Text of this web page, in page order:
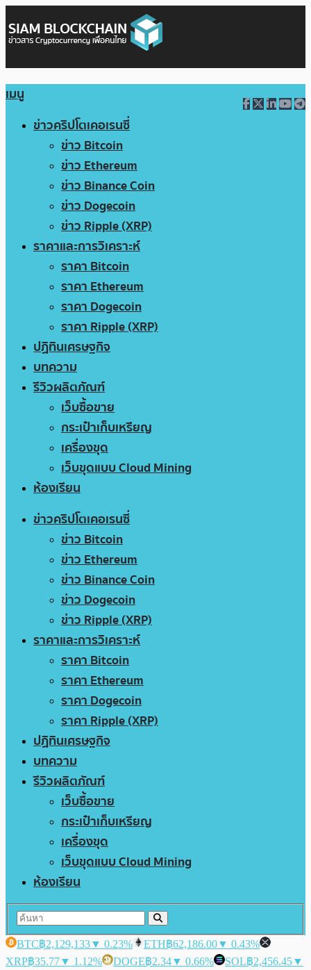
เมนู
ข่าวคริปโตเคอเรนซี่
ข่าว Bitcoin
ข่าว Ethereum
ข่าว Binance Coin
ข่าว Dogecoin
ข่าว Ripple (XRP)
ราคาและการวิเคราะห์
ราคา Bitcoin
ราคา Ethereum
ราคา Dogecoin
ราคา Ripple (XRP)
ปฏิทินเศรษฐกิจ
บทความ
รีวิวผลิตภัณฑ์
เว็บซื้อขาย
กระเป๋าเก็บเหรียญ
เครื่องขุด
เว็บขุดแบบ Cloud Mining
ห้องเรียน
ข่าวคริปโตเคอเรนซี่
ข่าว Bitcoin
ข่าว Ethereum
ข่าว Binance Coin
ข่าว Dogecoin
ข่าว Ripple (XRP)
ราคาและการวิเคราะห์
ราคา Bitcoin
ราคา Ethereum
ราคา Dogecoin
ราคา Ripple (XRP)
ปฏิทินเศรษฐกิจ
บทความ
รีวิวผลิตภัณฑ์
เว็บซื้อขาย
กระเป๋าเก็บเหรียญ
เครื่องขุด
เว็บขุดแบบ Cloud Mining
ห้องเรียน
BTC฿2,129,133▼ 0.23% ETH฿62,186.00▼ 0.43%
XRP฿35.77▼ 1.12% DOGE฿2.34▼ 0.66% SOL฿2,456.45▼